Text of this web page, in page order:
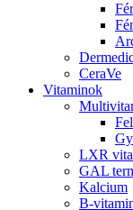
CeraVe
Vitaminok
LXR
GAL
Kalcium
B-